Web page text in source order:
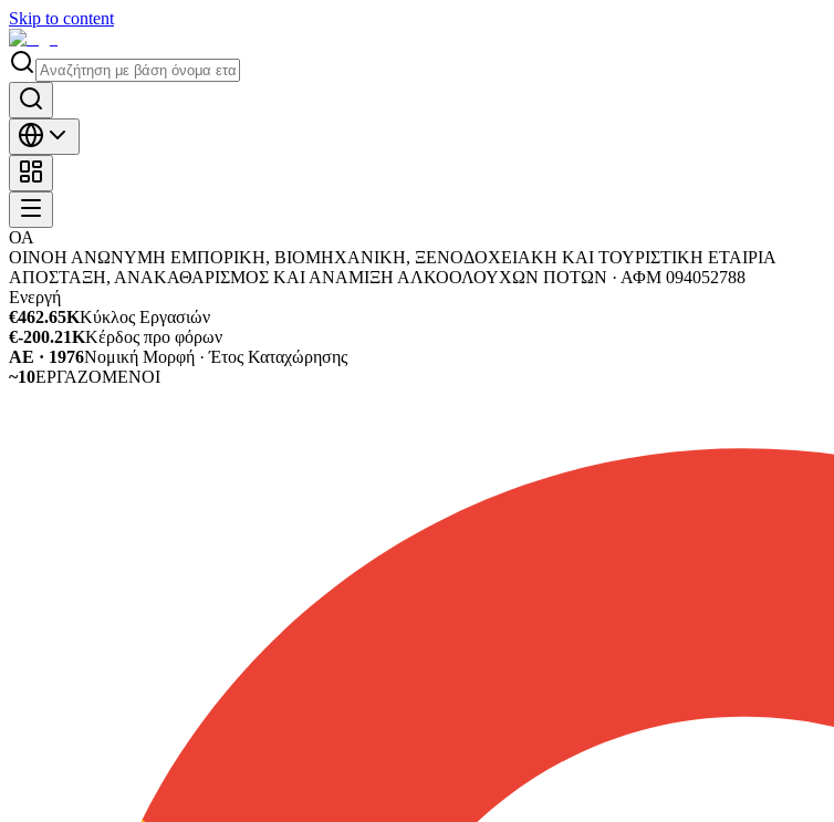
Skip to content
ΟΑ
ΟΙΝΟΗ ΑΝΩΝΥΜΗ ΕΜΠΟΡΙΚΗ, ΒΙΟΜΗΧΑΝΙΚΗ, ΞΕΝΟΔΟΧΕΙΑΚΗ ΚΑΙ ΤΟΥΡΙΣΤΙΚΗ ΕΤΑΙΡΙΑ
ΑΠΟΣΤΑΞΗ, ΑΝΑΚΑΘΑΡΙΣΜΟΣ ΚΑΙ ΑΝΑΜΙΞΗ ΑΛΚΟΟΛΟΥΧΩΝ ΠΟΤΩΝ · ΑΦΜ 094052788
Ενεργή
€462.65KΚύκλος Εργασιών
€-200.21KΚέρδος προ φόρων
ΑΕ · 1976Νομική Μορφή · Έτος Καταχώρησης
~10ΕΡΓΑΖΟΜΕΝΟΙ